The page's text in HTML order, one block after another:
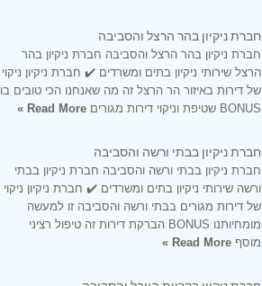
חברת ניקיון בהר הרצל והסביבה
חברת ניקיון בהר הרצל והסביבה חברת ניקיון בהר
הרצל שירותי ניקיון בתים ומשרדים ✔️ חברת ניקיון ניקוי
של דירות באיזור הר הרצל זה מה שאנחנו הכי טובים בו
BONUS שטיפת וניקוי דירות מגורים
Read More »
חברת ניקיון בבתי ורשה והסביבה
חברת ניקיון בבתי ורשה והסביבה חברת ניקיון בבתי
ורשה שירותי ניקיון בתים ומשרדים ✔️ חברת ניקיון ניקוי
של דירות מגורים בבתי ורשה והסביבה זו למעשה
מומחיותנו BONUS הברקת דירות זה טיפול רציני
מוסף Read More »